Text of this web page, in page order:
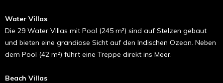
Water Villas
Die 29 Water Villas mit Pool (245 m²) sind auf Stelzen gebaut
und bieten eine grandiose Sicht auf den Indischen Ozean. Neben
dem Pool (42 m²) führt eine Treppe direkt ins Meer.
Beach Villas